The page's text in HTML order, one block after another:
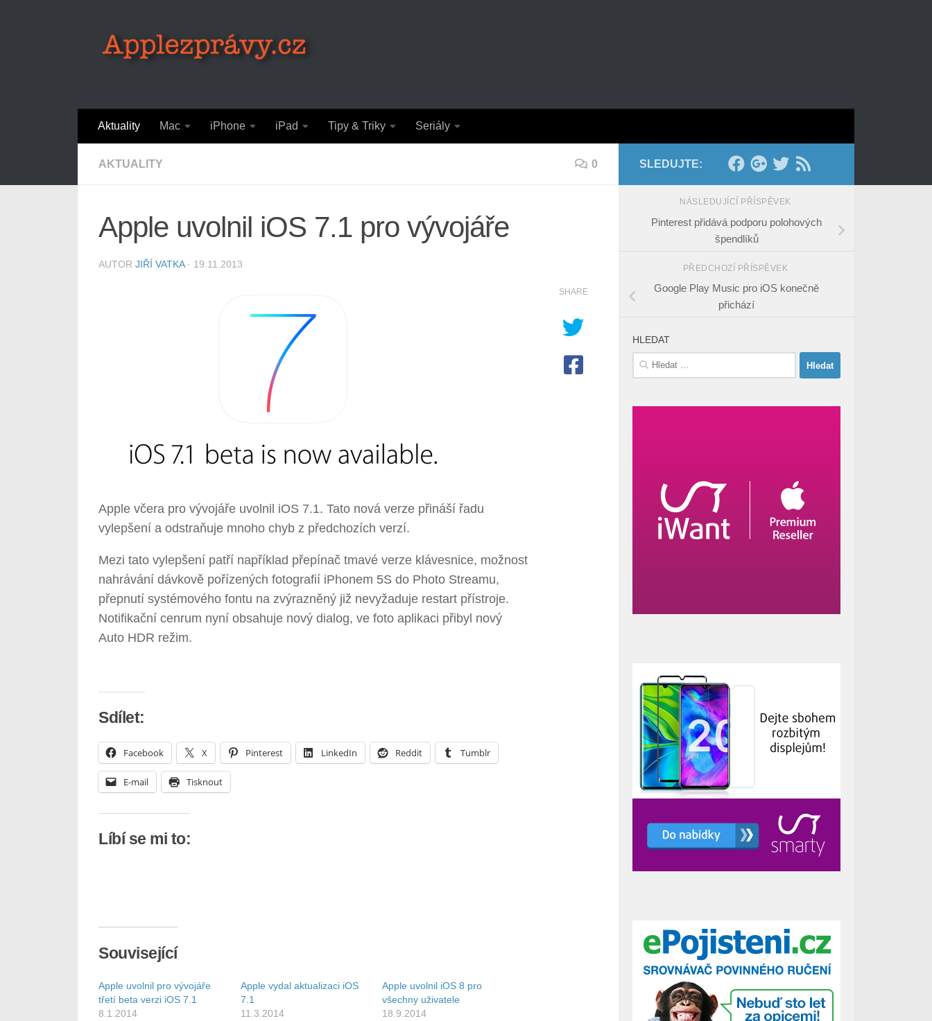
Aktuality Mac iPhone iPad Tipy & Triky Seriály
AKTUALITY 0
Apple uvolnil iOS 7.1 pro vývojáře
AUTOR JIŘÍ VATKA · 19.11.2013
Apple včera pro vývojáře uvolnil iOS 7.1. Tato nová verze přináší řadu
vylepšení a odstraňuje mnoho chyb z předchozích verzí.
Mezi tato vylepšení patří například přepínač tmavé verze klávesnice, možnost
nahrávání dávkově pořízených fotografií iPhonem 5S do Photo Streamu,
přepnutí systémového fontu na zvýrazněný již nevyžaduje restart přístroje.
Notifikační cenrum nyní obsahuje nový dialog, ve foto aplikaci přibyl nový
Auto HDR režim.
Sdílet:
Facebook X Pinterest LinkedIn Reddit Tumblr
E-mail Tisknout
Líbí se mi to:
Související
Apple uvolnil pro vývojáře
třetí beta verzi iOS 7.1
8.1.2014
Apple vydal aktualizaci iOS
7.1
11.3.2014
Apple uvolnil iOS 8 pro
všechny uživatele
18.9.2014
SHARE
SLEDUJTE:
NÁSLEDUJÍCÍ PŘÍSPĚVEK
Pinterest přidává podporu polohových
špendlíků
PŘEDCHOZÍ PŘÍSPĚVEK
Google Play Music pro iOS konečně
přichází
HLEDAT
Vyhledávání